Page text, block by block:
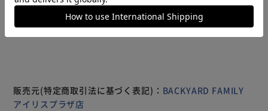
OK、脱げにくいフードタイプ！ 【髪の悩みに寄り添う仕
様】 朝の寝ぐせやうねりなどの悩みに。髪のボリュームを
抑えたい方にもおすすめ。 【寝ながらこっそり美髪ケア】
※製品は予告なく仕様を変更する場合がございます。あらか
じめご了承ください。
販売元(特定商取引法に基づく表記)： BACKYARD FAMILY
アイリスプラザ店